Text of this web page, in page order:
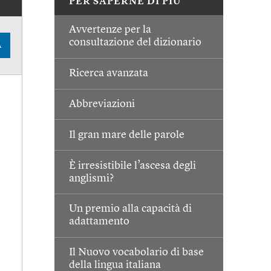
Avvertenze per la
consultazione del dizionario
Ricerca avanzata
Abbreviazioni
Il gran mare delle parole
È irresistibile l’ascesa degli
anglismi?
Un premio alla capacità di
adattamento
Il Nuovo vocabolario di base
della lingua italiana